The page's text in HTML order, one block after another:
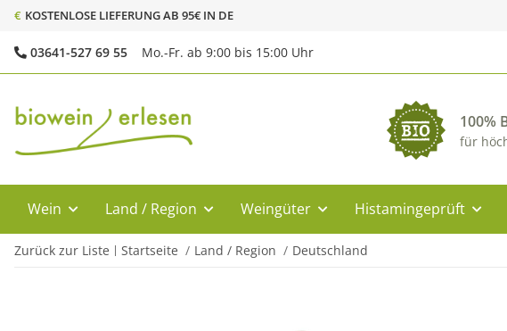
€ KOSTENLOSE LIEFERUNG AB 95€ IN DE
03641-527 69 55 Mo.-Fr. ab 9:00 bis 15:00 Uhr
100%
für
Wein Land / Region Weingüter Histamingeprüft
Zurück zur Liste Startseite Land / Region Deutschland